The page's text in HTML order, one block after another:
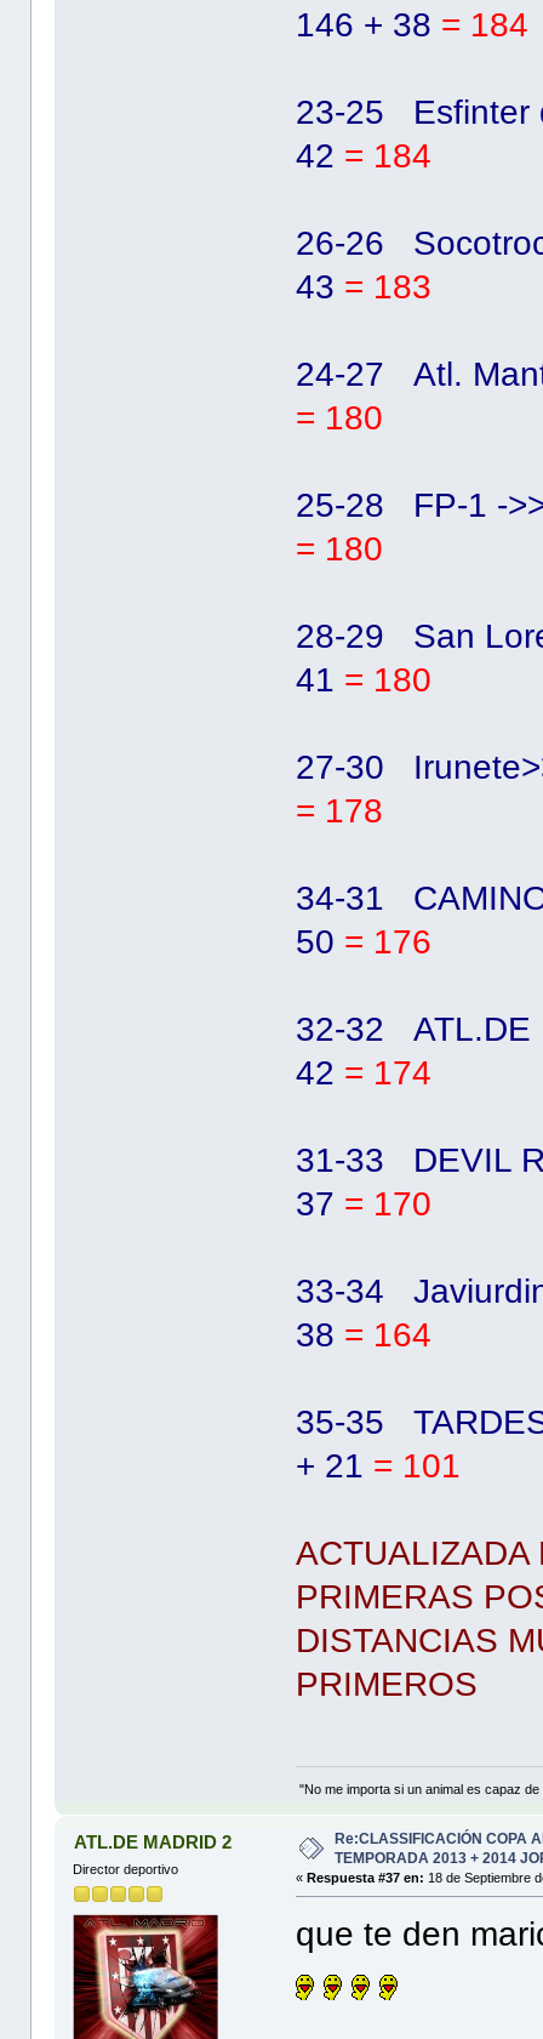
146 + 38 = 184
23-25 Esfinter
42 = 184
26-26
43 = 183
24-27 Atl.
= 180
25-28 FP-1 -
= 180
28-29 San
41 = 180
27-30
= 178
34-31
50 = 176
32-32 ATL.DE
42 = 174
31-33 DEVIL
37 = 170
33-34
38 = 164
35-35
+ 21 = 101
ACTUALIZADA
PRIMERAS
DISTANCIAS
PRIMEROS
"No me importa si un animal es capaz
ATL.DE MADRID 2
Director deportivo
Re:CLASSIFICACIÓN COPA
TEMPORADA 2013 + 2014
«Respuesta #37 en: 18 de Septiembre
que te den